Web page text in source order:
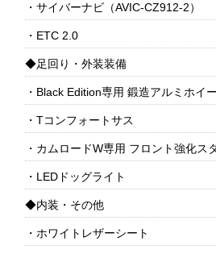
・サイバーナビ（AVIC-CZ912-2）
・ETC 2.0
◆足回り・外装装備
・Black Edition専用 鍛造アルミホイ
・Tコンフォートサス
・カムロードW専用 フロント強化ス
・LEDドッグライト
◆内装・その他
・ホワイトレザーシート